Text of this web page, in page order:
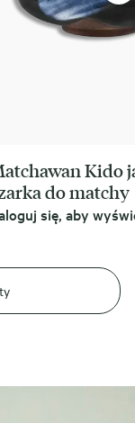
Kido
do matchy
się, aby